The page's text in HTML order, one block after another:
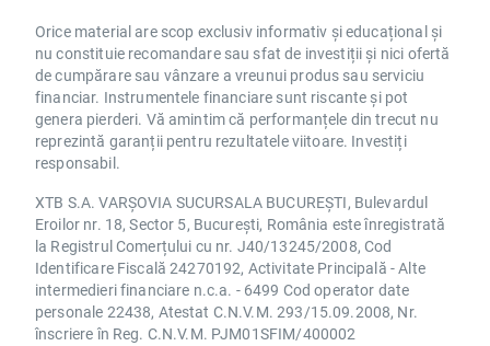
Orice material are scop exclusiv informativ și educațional și
nu constituie recomandare sau sfat de investiții și nici ofertă
de cumpărare sau vânzare a vreunui produs sau serviciu
financiar. Instrumentele financiare sunt riscante și pot
genera pierderi. Vă amintim că performanțele din trecut nu
reprezintă garanții pentru rezultatele viitoare. Investiți
responsabil.
XTB S.A. VARȘOVIA SUCURSALA BUCUREȘTI, Bulevardul
Eroilor nr. 18, Sector 5, București, România este înregistrată
la Registrul Comerțului cu nr. J40/13245/2008, Cod
Identificare Fiscală 24270192, Activitate Principală - Alte
intermedieri financiare n.c.a. - 6499 Cod operator date
personale 22438, Atestat C.N.V.M. 293/15.09.2008, Nr.
înscriere în Reg. C.N.V.M. PJM01SFIM/400002